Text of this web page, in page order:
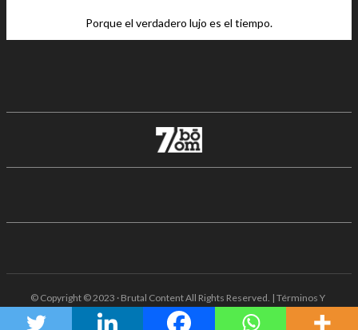
Porque el verdadero lujo es el tiempo.
© Copyright © 2023 · Brutal Content All Rights Reserved. | Términos Y
Condiciones · Aviso De Privacidad